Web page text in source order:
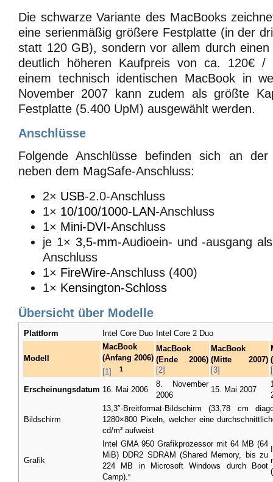
Die schwarze Variante des MacBooks
eine serienmäßig größere Festplatte (in der
statt 120 GB), sondern vor allem durch einen
deutlich höheren Kaufpreis von ca. 120€ /
einem technisch identischen MacBook in
November 2007 kann zudem als größte
Festplatte (5.400 UpM) ausgewählt werden.
Anschlüsse
Folgende Anschlüsse befinden sich an der
neben dem MagSafe-Anschluss:
2× USB-2.0-Anschluss
1× 10/100/1000-LAN-Anschluss
1× Mini-DVI-Anschluss
je 1× 3,5-mm-Audioein- und -ausgang
Anschluss
1× FireWire-Anschluss (400)
1× Kensington-Schloss
Übersicht über Modelle
Plattform Intel Core Duo Intel Core 2 Duo
Modell
MacBook
(Anfang 2006)
[1]
1
MacBook
(Ende 2006)
[2]
MacBook
(Mitte 2007)
[3]
Erscheinungsdatum 16. Mai 2006
8. November
2006
15. Mai 2007
Bildschirm
13,3″-Breitformat-Bildschirm (33,78 cm
1280×800 Pixeln, welcher eine
cd/m² aufweist
Grafik
Intel GMA 950 Grafikprozessor mit 64 MB (64
MiB) DDR2 SDRAM (Shared Memory, bis zu
224 MB in Microsoft Windows durch Boot
Camp). [2]